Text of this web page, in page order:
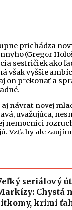
prichádza
(Gregor
sestričiek ako
však vyššie
on prekonať a
aj návrat novej
uvažujúca,
nemocnici
Vzťahy ale
seriálový
Chystá
krimi